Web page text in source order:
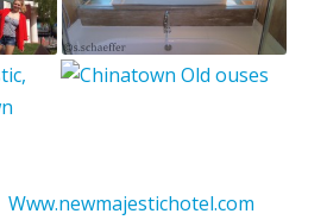
Www.newmajestichotel.com